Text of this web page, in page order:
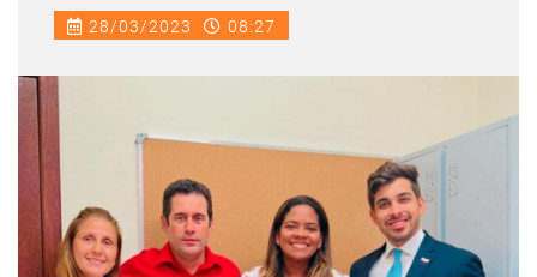
28/03/2023 08:27